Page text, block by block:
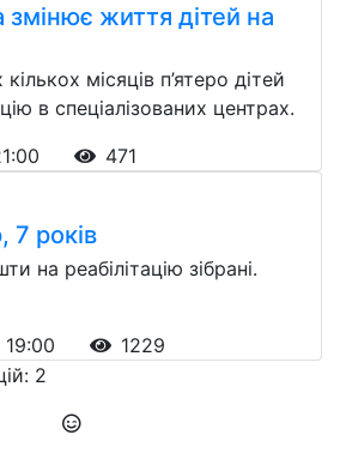
життя дітей на
місяців п’ятеро дітей
в спеціалізованих центрах.
471
7 років
на реабілітацію зібрані.
1229
2